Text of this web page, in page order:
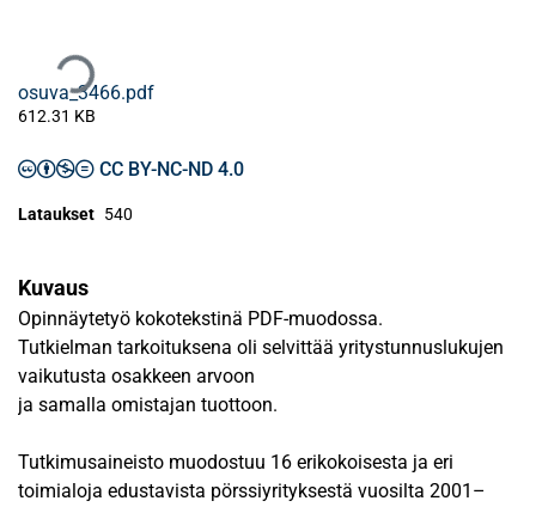
osuva_3466.pdf
612.31 KB
CC BY-NC-ND 4.0
Lataukset 540
Kuvaus
Opinnäytetyö kokotekstinä PDF-muodossa.
Tutkielman tarkoituksena oli selvittää yritystunnuslukujen
vaikutusta osakkeen arvoon
ja samalla omistajan tuottoon.
Tutkimusaineisto muodostuu 16 erikokoisesta ja eri
toimialoja edustavista pörssiyrityksestä vuosilta 2001–